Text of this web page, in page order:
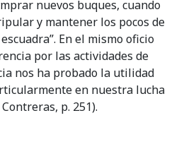
nuevos buques, cuando
y mantener los pocos de
En el mismo oficio
por las actividades de
nos ha probado la utilidad
en nuestra lucha
p. 251).